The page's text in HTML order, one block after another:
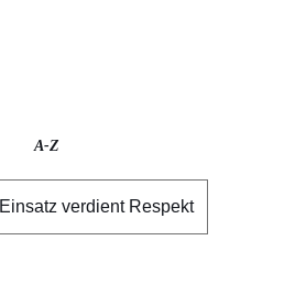
A-Z
Einsatz verdient Respekt